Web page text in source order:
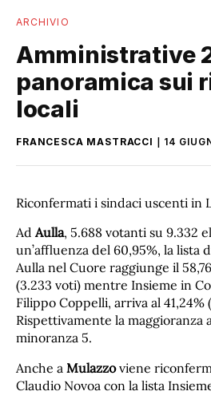
ARCHIVIO
Amministrative
panoramica sui
locali
FRANCESCA MASTRACCI 14
Riconfermati i sindaci uscenti in
AdAulla, 5.688 votanti su 9.332
un’affluenza del 60,95%, la lista
Aulla nel Cuore raggiunge il
(3.233 voti) mentre Insieme in
Filippo Coppelli, arriva al 41,24%
Rispettivamente la maggioranza
minoranza 5.
Anche a Mulazzoviene
Claudio Novoa con la lista